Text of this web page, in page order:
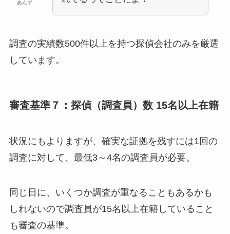
あんず
調査の実績数500件以上を持つ探偵会社のみを厳選
しています。
審査基準７：探偵（調査員）数 15名以上在籍
状況にもよりますが、確実な証拠を残すには1回の
調査に対して、最低3～4名の調査員が必要。
同じ日に、いくつか調査が重なることもあるかも
しれないので調査員が15名以上在籍していること
も審査の基準。